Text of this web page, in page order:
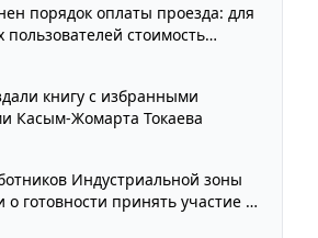
порядок оплаты проезда: для
пользователей стоимость
книгу с избранными
Касым-Жомарта Токаева
Индустриальной зоны
готовности принять участие в